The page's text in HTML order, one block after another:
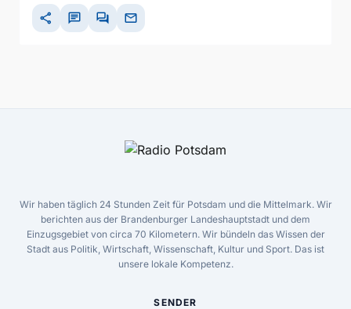
share chat forum mail
Wir haben täglich 24 Stunden Zeit für Potsdam und die Mittelmark. Wir
berichten aus der Brandenburger Landeshauptstadt und dem
Einzugsgebiet von circa 70 Kilometern. Wir bündeln das Wissen der
Stadt aus Politik, Wirtschaft, Wissenschaft, Kultur und Sport. Das ist
unsere lokale Kompetenz.
SENDER